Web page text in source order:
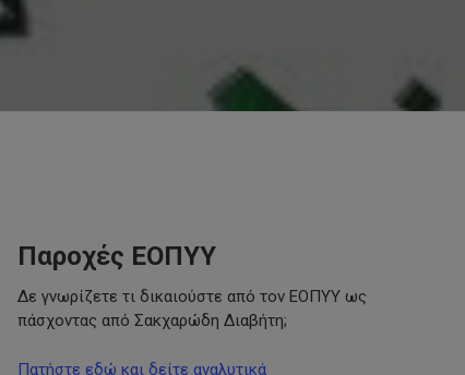
Παροχές ΕΟΠΥΥ
Δε γνωρίζετε τι δικαιούστε από τον ΕΟΠΥΥ ως
πάσχοντας από Σακχαρώδη Διαβήτη;
Πατήστε εδώ και δείτε αναλυτικά